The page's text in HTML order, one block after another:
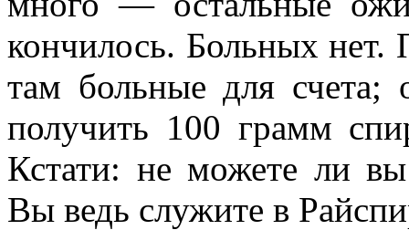
кончилось. Больных нет.
там больные для
получить 100 грамм
Кстати: не можете ли
Вы ведь служите в